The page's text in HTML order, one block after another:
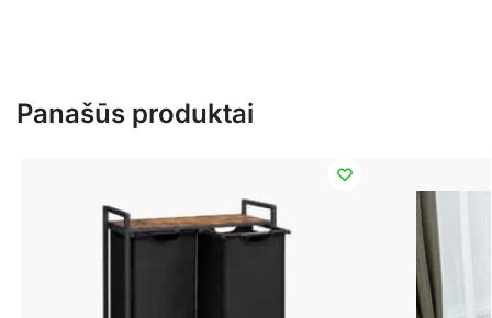
Panašūs produktai